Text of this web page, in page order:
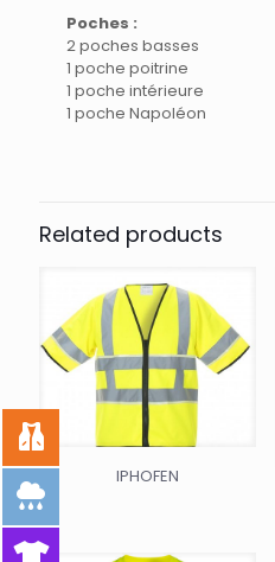
Poches :
2 poches basses
1 poche poitrine
1 poche intérieure
1 poche Napoléon
Related products
IPHOFEN